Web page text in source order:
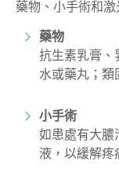
藥物、小手術和激
藥物
抗生素乳膏、
水或藥丸；類
小手術
如患處有大膿
液，以緩解疼